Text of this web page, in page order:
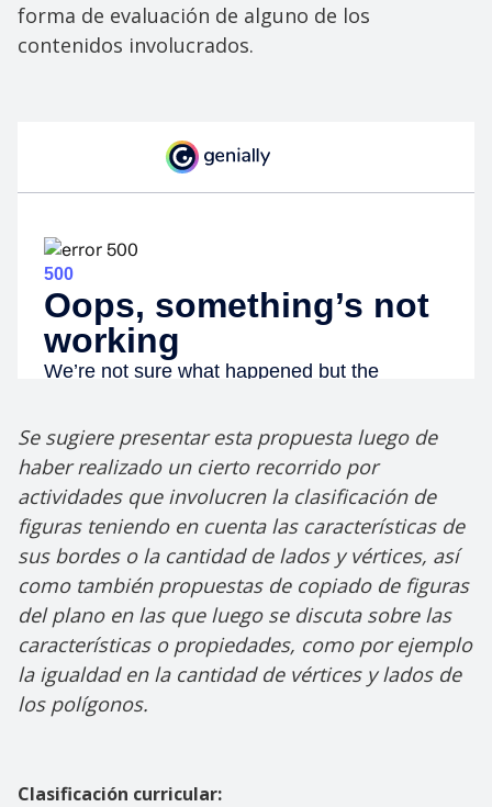
forma de evaluación de alguno de los
contenidos involucrados.
Se sugiere presentar esta propuesta luego de
haber realizado un cierto recorrido por
actividades que involucren la clasificación de
figuras teniendo en cuenta las características de
sus bordes o la cantidad de lados y vértices, así
como también propuestas de copiado de figuras
del plano en las que luego se discuta sobre las
características o propiedades, como por ejemplo
la igualdad en la cantidad de vértices y lados de
los polígonos.
Clasificación curricular: